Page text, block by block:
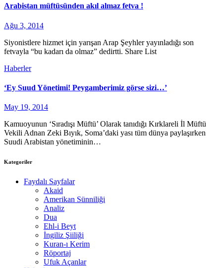
Arabistan müftüsünden akıl almaz fetva !
Ağu 3, 2014
Siyonistlere hizmet için yarışan Arap Şeyhler yayınladığı son
fetvayla “bu kadarı da olmaz” dedirtti. Share List
Haberler
‘Ey Suud Yönetimi! Peygamberimiz görse sizi…’
May 19, 2014
Kamuoyunun ‘Sıradışı Müftü’ Olarak tanıdığı Kırklareli İl Müftü
Vekili Adnan Zeki Bıyık, Soma’daki yası tüm dünya paylaşırken
Suudi Arabistan yönetiminin…
Kategoriler
Faydalı Sayfalar
Akaid
Amerikan Sünniliği
Analiz
Dua
Ehl-i Beyt
İngiliz Şiiliği
Kuran-ı Kerim
Röportaj
Ufuk Açanlar